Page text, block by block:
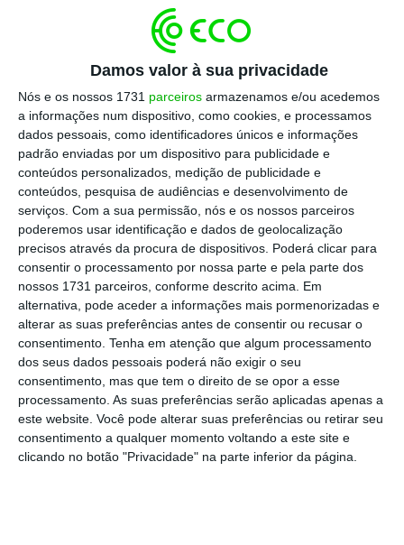
Damos valor à sua privacidade
Nós e os nossos 1731 parceiros armazenamos e/ou acedemos
a informações num dispositivo, como cookies, e processamos
dados pessoais, como identificadores únicos e informações
padrão enviadas por um dispositivo para publicidade e
conteúdos personalizados, medição de publicidade e
conteúdos, pesquisa de audiências e desenvolvimento de
serviços. Com a sua permissão, nós e os nossos parceiros
poderemos usar identificação e dados de geolocalização
precisos através da procura de dispositivos. Poderá clicar para
consentir o processamento por nossa parte e pela parte dos
nossos 1731 parceiros, conforme descrito acima. Em
alternativa, pode aceder a informações mais pormenorizadas e
alterar as suas preferências antes de consentir ou recusar o
consentimento. Tenha em atenção que algum processamento
dos seus dados pessoais poderá não exigir o seu
consentimento, mas que tem o direito de se opor a esse
processamento. As suas preferências serão aplicadas apenas a
este website. Você pode alterar suas preferências ou retirar seu
consentimento a qualquer momento voltando a este site e
clicando no botão "Privacidade" na parte inferior da página.
Schieldrop from Sweden’s SEB
https://eco.sapo.pt/quote/bjarne-schieldrop-todos-os-produtores-vao-querer-aumentar-a-producao-tanto-quanto/ Copiar
Assine o ECO Premium
No momento em que a informação é
mais importante do que nunca, apoie
o jornalismo independente e rigoroso.
De que forma? Assine o ECO Premium e
tenha acesso a notícias exclusivas, à
opinião que conta, às reportagens e
especiais que mostram o outro lado da